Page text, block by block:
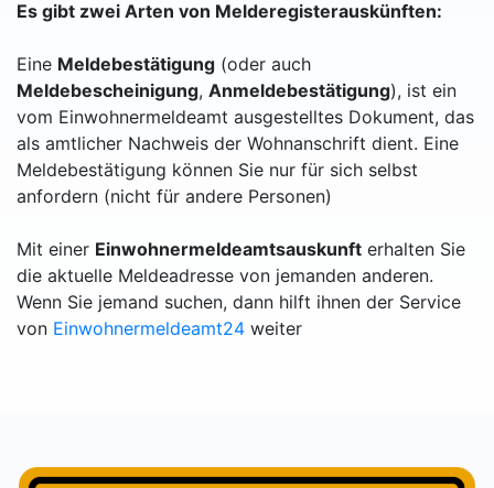
Es gibt zwei Arten von Melderegisterauskünften:
Eine Meldebestätigung (oder auch
Meldebescheinigung, Anmeldebestätigung), ist ein
vom Einwohnermeldeamt ausgestelltes Dokument, das
als amtlicher Nachweis der Wohnanschrift dient. Eine
Meldebestätigung können Sie nur für sich selbst
anfordern (nicht für andere Personen)
Mit einer Einwohnermeldeamtsauskunft erhalten Sie
die aktuelle Meldeadresse von jemanden anderen.
Wenn Sie jemand suchen, dann hilft ihnen der Service
von Einwohnermeldeamt24 weiter